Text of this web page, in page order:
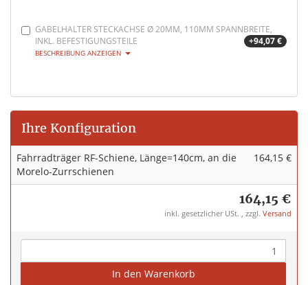
GABELHALTER STECKACHSE Ø 20MM, 110MM SPANNBREITE,
INKL. BEFESTIGUNGSTEILE
+94,07 €
BESCHREIBUNG ANZEIGEN
Ihre Konfiguration
Fahrradträger RF-Schiene, Länge=140cm, an die
Morelo-Zurrschienen
164,15 €
164,15 €
inkl. gesetzlicher USt. , zzgl. Versand
In den Warenkorb